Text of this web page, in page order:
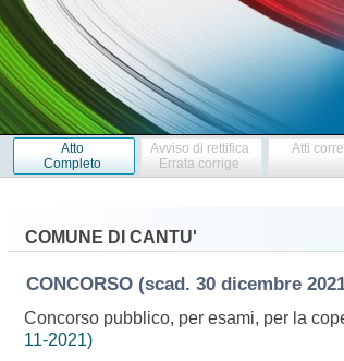
Atto
Completo
Avviso di rettifica
Errata corrige
Atti
COMUNE DI CANTU'
CONCORSO (scad. 30 dicembre
Concorso pubblico, per esami, per la
11-2021)